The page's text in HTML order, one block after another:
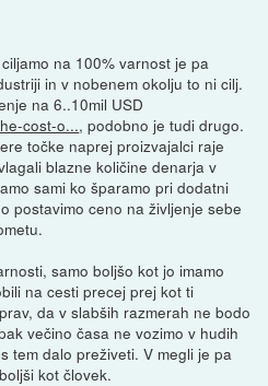
na 100% varnost je pa
in v nobenem okolju to ni cilj.
na 6..10mil USD
cost-o..., podobno je tudi drugo.
točke naprej proizvajalci raje
blazne količine denarja v
sami ko šparamo pri dodatni
postavimo ceno na življenje sebe
samo boljšo kot jo imamo
na cesti precej prej kot ti
da v slabših razmerah ne bodo
večino časa ne vozimo v hudih
tem dalo preživeti. V megli je pa
kot človek.